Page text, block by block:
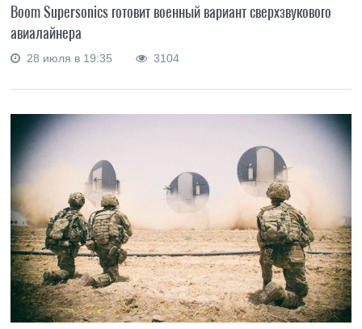
Boom Supersonics готовит военный вариант сверхзвукового
авиалайнера
28 июля в 19:35 3104